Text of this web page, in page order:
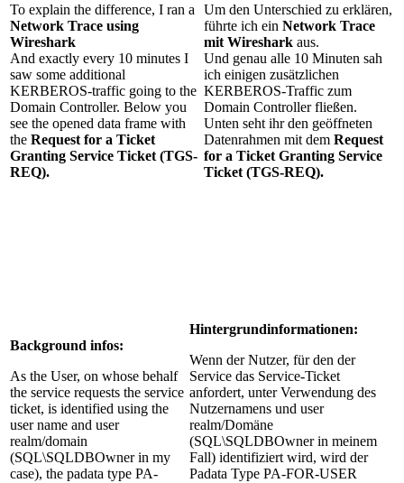
To explain the difference, I ran a
Network Trace using
Wireshark
And exactly every 10 minutes I
saw some additional
KERBEROS-traffic going to the
Domain Controller. Below you
see the opened data frame with
the Request for a Ticket
Granting Service Ticket (TGS-
REQ).
Um den Unterschied zu erklären,
führte ich ein Network Trace
mit Wireshark aus.
Und genau alle 10 Minuten sah
ich einigen zusätzlichen
KERBEROS-Traffic zum
Domain Controller fließen.
Unten seht ihr den geöffneten
Datenrahmen mit dem Request
for a Ticket Granting Service
Ticket (TGS-REQ).
Background infos:
As the User, on whose behalf
the service requests the service
ticket, is identified using the
user name and user
realm/domain
(SQL\SQLDBOwner in my
case), the padata type PA-
Hintergrundinformationen:
Wenn der Nutzer, für den der
Service das Service-Ticket
anfordert, unter Verwendung des
Nutzernamens und user
realm/Domäne
(SQL\SQLDBOwner in meinem
Fall) identifiziert wird, wird der
Padata Type PA-FOR-USER